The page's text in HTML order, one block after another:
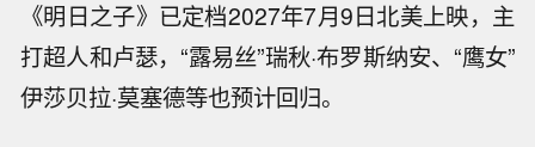
《明日之子》已定档2027年7月9日北美上映，主
打超人和卢瑟，“露易丝”瑞秋·布罗斯纳安、“鹰女”
伊莎贝拉·莫塞德等也预计回归。